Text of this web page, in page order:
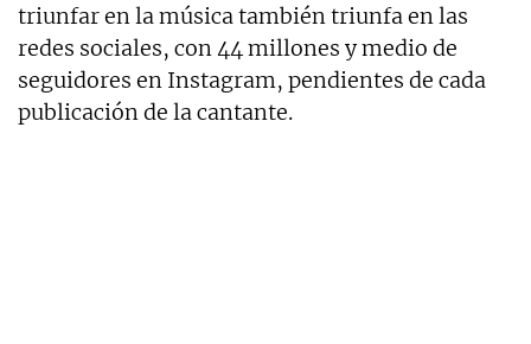
triunfar en la música también triunfa en las
redes sociales, con 44 millones y medio de
seguidores en Instagram, pendientes de cada
publicación de la cantante.